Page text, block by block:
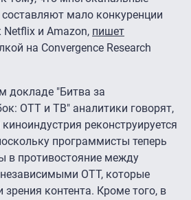
мало конкуренции
и Amazon, пишет
на Convergence Research
докладе "Битва за
ОТТ и ТВ" аналитики говорят,
реконструируется
программисты теперь
в противостояние между
ОТТ, которые
зрения контента. Кроме того, в